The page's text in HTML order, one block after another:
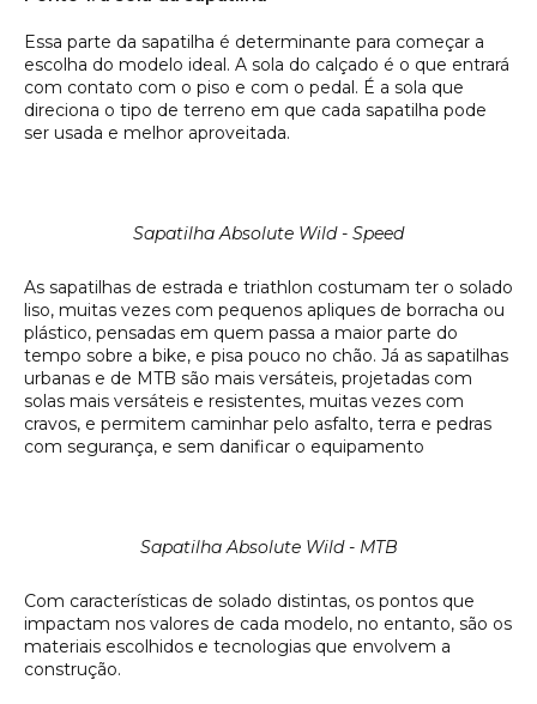
Essa parte da sapatilha é determinante para começar a
escolha do modelo ideal. A sola do calçado é o que entrará
com contato com o piso e com o pedal. É a sola que
direciona o tipo de terreno em que cada sapatilha pode
ser usada e melhor aproveitada.
Sapatilha Absolute Wild - Speed
As sapatilhas de estrada e triathlon costumam ter o solado
liso, muitas vezes com pequenos apliques de borracha ou
plástico, pensadas em quem passa a maior parte do
tempo sobre a bike, e pisa pouco no chão. Já as sapatilhas
urbanas e de MTB são mais versáteis, projetadas com
solas mais versáteis e resistentes, muitas vezes com
cravos, e permitem caminhar pelo asfalto, terra e pedras
com segurança, e sem danificar o equipamento
Sapatilha Absolute Wild - MTB
Com características de solado distintas, os pontos que
impactam nos valores de cada modelo, no entanto, são os
materiais escolhidos e tecnologias que envolvem a
construção.